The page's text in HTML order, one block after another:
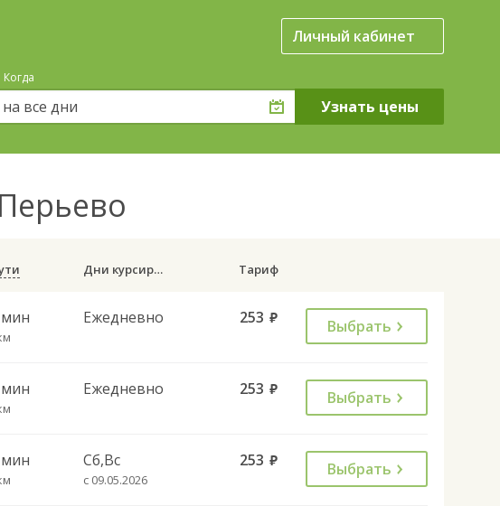
Личный кабинет
Когда
на все дни
Дни курсирования Тариф
Ежедневно 253 руб. Выбрать
Ежедневно 253 руб. Выбрать
Сб,Вс
с 09.05.2026
253 руб. Выбрать